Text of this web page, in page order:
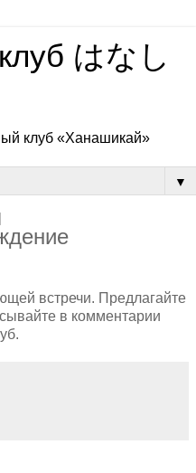
はなし
клуб «Ханашикай»
▼
встречи. Предлагайте
в комментарии